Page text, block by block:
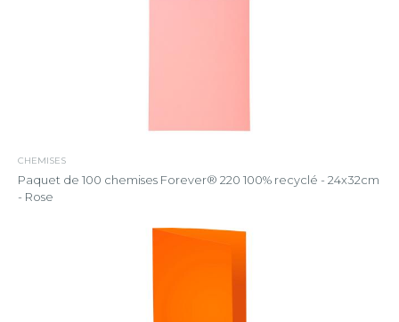
CHEMISES
Paquet de 100 chemises Forever® 220 100% recyclé - 24x32cm
- Rose